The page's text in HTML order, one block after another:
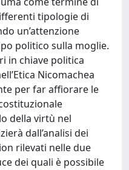
tipologie di
un’attenzione
politico sulla moglie.
in chiave politica
Nicomachea
per far affiorare le
della virtù nel
dall’analisi dei
rilevati nelle due
dei quali è possibile